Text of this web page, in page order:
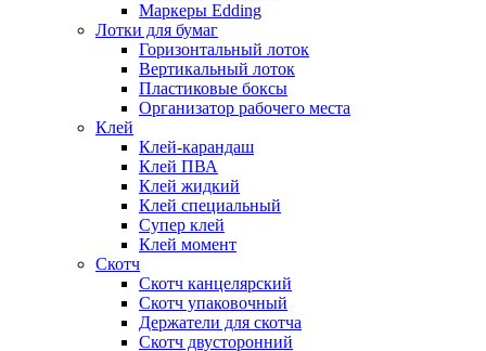
Маркеры Edding
Лотки для бумаг
Горизонтальный лоток
Вертикальный лоток
Пластиковые боксы
Организатор рабочего места
Клей
Клей-карандаш
Клей ПВА
Клей жидкий
Клей специальный
Супер клей
Клей момент
Скотч
Скотч канцелярский
Скотч упаковочный
Держатели для скотча
Скотч двусторонний